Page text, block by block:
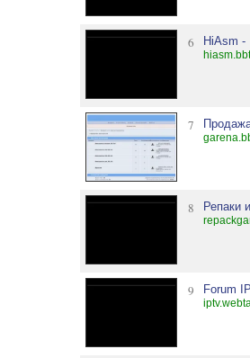
6 HiAsm -
7
8 Репаки
9 Forum